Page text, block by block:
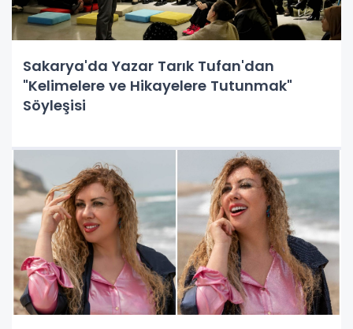
Sakarya'da Yazar Tarık Tufan'dan
"Kelimelere ve Hikayelere Tutunmak"
Söyleşisi